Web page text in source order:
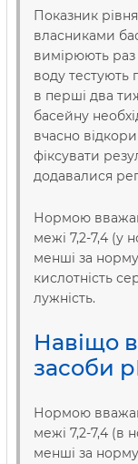
Показник
власниками
вимірюють раз
воду тестують
в перші два
басейну
вчасно
фіксувати
додавалися
Нормою
межі 7,2-7,4 (у
менші за
кислотність
лужність.
Навіщо
засоби
Нормою
межі 7,2-7,4 (в
менші за